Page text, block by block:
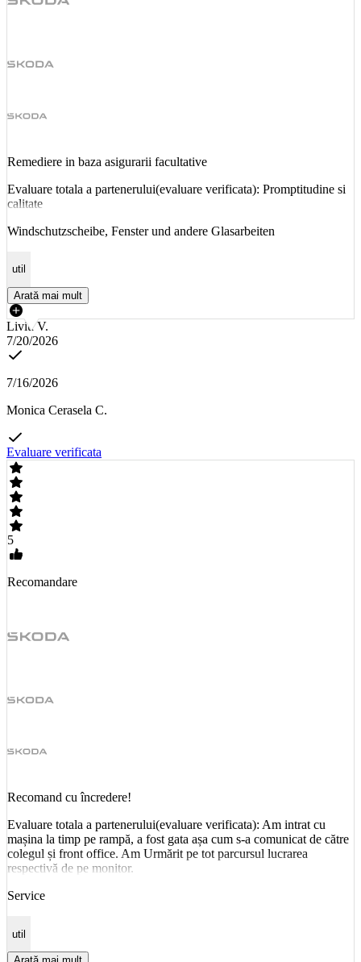
Remediere in baza asigurarii facultative
Evaluare totala a partenerului(evaluare verificata): Promptitudine si
calitate
Windschutzscheibe, Fenster und andere Glasarbeiten
util
Arată mai mult
Liviu V.
7/20/2026
7/16/2026
Monica Cerasela C.
Evaluare verificata
5
Recomandare
Recomand cu încredere!
Evaluare totala a partenerului(evaluare verificata): Am intrat cu
mașina la timp pe rampă, a fost gata așa cum s-a comunicat de către
colegul și front office. Am Urmărit pe tot parcursul lucrarea
respectivă de pe monitor.
Service
util